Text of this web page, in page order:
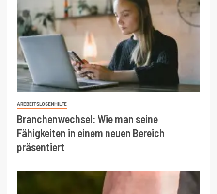
AREBEITSLOSENHILFE
Branchenwechsel: Wie man seine
Fähigkeiten in einem neuen Bereich
präsentiert